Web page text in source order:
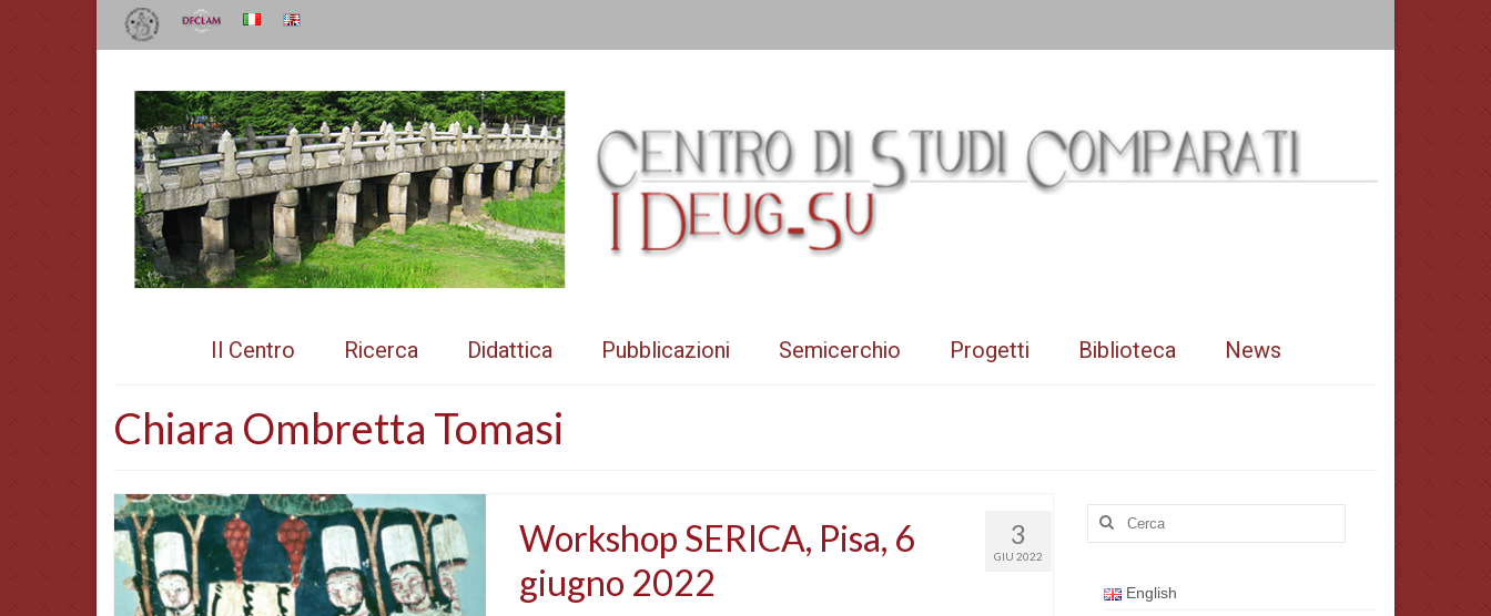
Il Centro Ricerca Didattica Pubblicazioni Semicerchio Progetti Biblioteca News
Chiara Ombretta Tomasi
3
GIU 2022
Workshop SERICA, Pisa, 6
giugno 2022
Cerca:
English